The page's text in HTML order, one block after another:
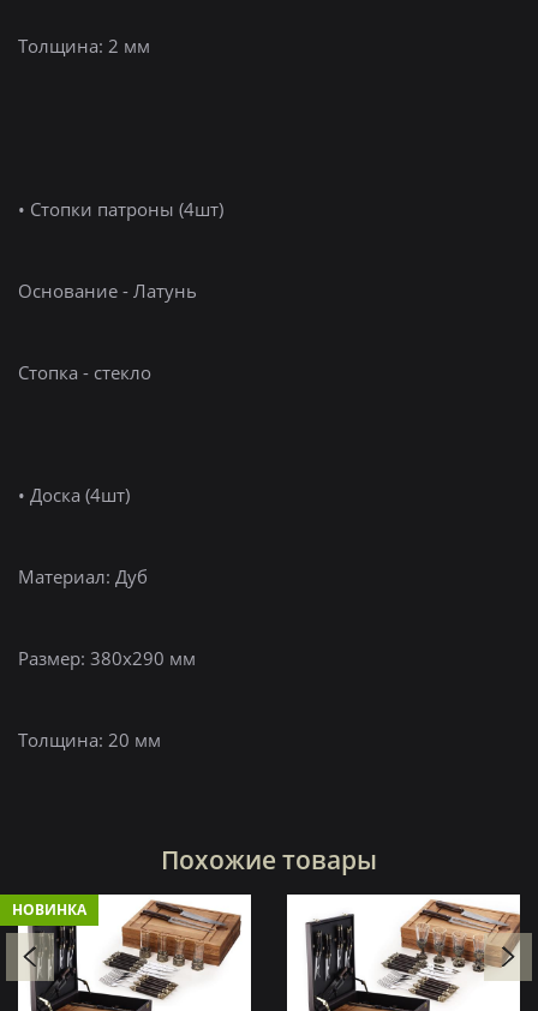
Толщина: 2 мм
• Стопки патроны (4шт)
Основание - Латунь
Стопка - стекло
• Доска (4шт)
Материал: Дуб
Размер: 380х290 мм
Толщина: 20 мм
Похожие товары
НОВИНКА